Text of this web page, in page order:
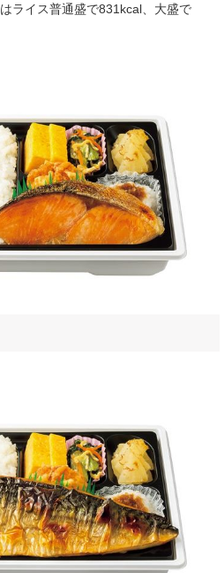
ライス普通盛で831kcal、大盛で